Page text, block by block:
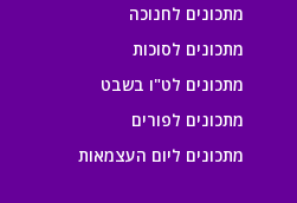
מתכונים לחנוכה
מתכונים לסוכות
מתכונים לט"ו בשבט
מתכונים לפורים
מתכונים ליום העצמאות